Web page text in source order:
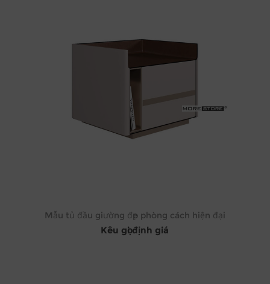
Mẫu tủ đầu giường đẹp phòng cách hiện đại
Kêu gọi định giá